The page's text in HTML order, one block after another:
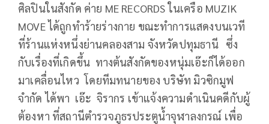
ศิลปินในสังกัด ค่าย ME RECORDS ในเครือ MUZIK
MOVE ได้ถูกทำร้ายร่างกาย ขณะทำการแสดงบนเวที
ที่ร้านแห่งหนึ่งย่านคลองสาม จังหวัดปทุมธานี ซึ่ง
กับเรื่องที่เกิดขึ้น ทางต้นสังกัดของหนุ่มเอ๊ะก็ได้ออก
มาเคลื่อนไหว โดยทีมทนายของ บริษัท มิวซิกมูฟ
จำกัด ได้พา เอ๊ะ จิรากร เข้าแจ้งความดำเนินคดีกับผู้
ต้องหา ที่สถานีตำรวจภูธรประตูน้ำจุฬาลงกรณ์ เพื่อ